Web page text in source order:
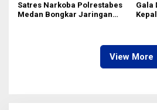
Satres Narkoba Polrestabes
Medan Bongkar Jaringan
Gala
View More